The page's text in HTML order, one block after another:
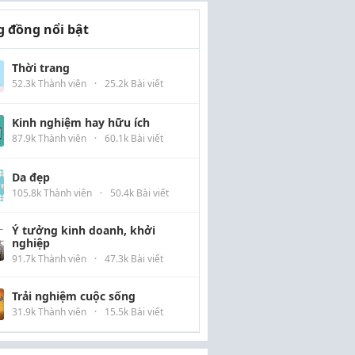
đồng nổi bật
Thời trang
52.3k Thành viên · 25.2k Bài viết
Kinh nghiệm hay hữu ích
87.9k Thành viên · 60.1k Bài viết
Da đẹp
105.8k Thành viên · 50.4k Bài viết
Ý tưởng kinh doanh, khởi
nghiệp
91.7k Thành viên · 47.3k Bài viết
Trải nghiệm cuộc sống
31.9k Thành viên · 15.5k Bài viết